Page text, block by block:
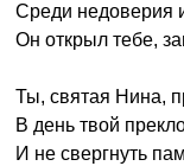
Среди недоверия
Он открыл тебе,
Ты, святая Нина,
В день твой
И не свергнуть